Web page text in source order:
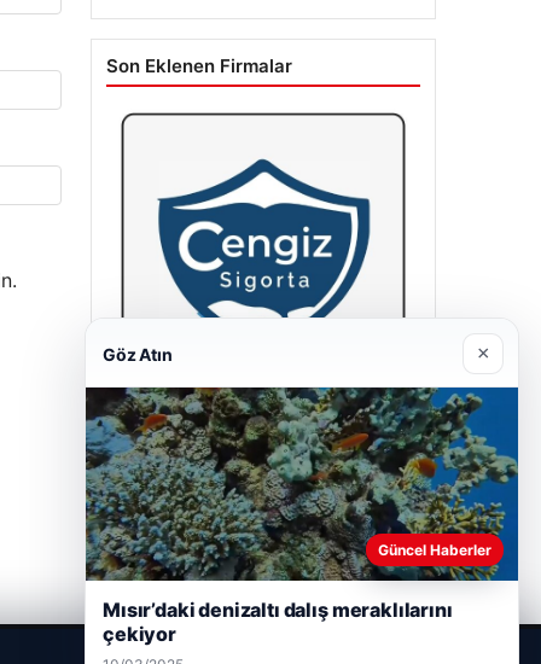
Son Eklenen Firmalar
Hastaş Beton
26/05/2026
Göz Atın ×
Güncel Haberler
Mısır’daki denizaltı dalış meraklılarını
çekiyor